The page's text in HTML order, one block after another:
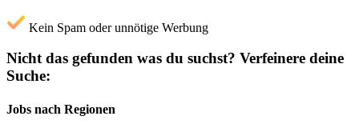
Kein Spam oder unnötige Werbung
Nicht das gefunden was du suchst? Verfeinere deine
Suche:
Jobs nach Regionen